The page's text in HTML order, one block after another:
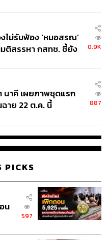
ไม่รับฟ้อง ‘หมอสรณ’
ติสรรหา กสทช. ชี้ยัง
0.9K
นาคี เผยภาพชุดแรก
าย 22 ต.ค. นี้
887
PICKS
น
597